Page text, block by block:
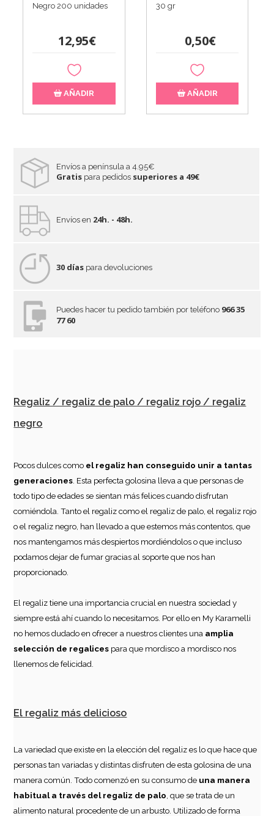
Negro 200 unidades
12,95€
AÑADIR
30 gr
0,50€
AÑADIR
Envíos a península a 4.95€
Gratis para pedidos superiores a 49€
Envíos en 24h. - 48h.
30 días para devoluciones
Puedes hacer tu pedido también por teléfono 966 35
77 60
Regaliz / regaliz de palo / regaliz rojo / regaliz
negro
Pocos dulces como el regaliz han conseguido unir a tantas
generaciones . Esta perfecta golosina lleva a que personas de
todo tipo de edades se sientan más felices cuando disfrutan
comiéndola. Tanto el regaliz como el regaliz de palo, el regaliz rojo
o el regaliz negro, han llevado a que estemos más contentos, que
nos mantengamos más despiertos mordiéndolos o que incluso
podamos dejar de fumar gracias al soporte que nos han
proporcionado.
El regaliz tiene una importancia crucial en nuestra sociedad y
siempre está ahí cuando lo necesitamos. Por ello en My Karamelli
no hemos dudado en ofrecer a nuestros clientes una amplia
selección de regalices para que mordisco a mordisco nos
llenemos de felicidad.
El regaliz más delicioso
La variedad que existe en la elección del regaliz es lo que hace que
personas tan variadas y distintas disfruten de esta golosina de una
manera común. Todo comenzó en su consumo de una manera
habitual a través del regaliz de palo , que se trata de un
alimento natural procedente de un arbusto. Utilizado de forma